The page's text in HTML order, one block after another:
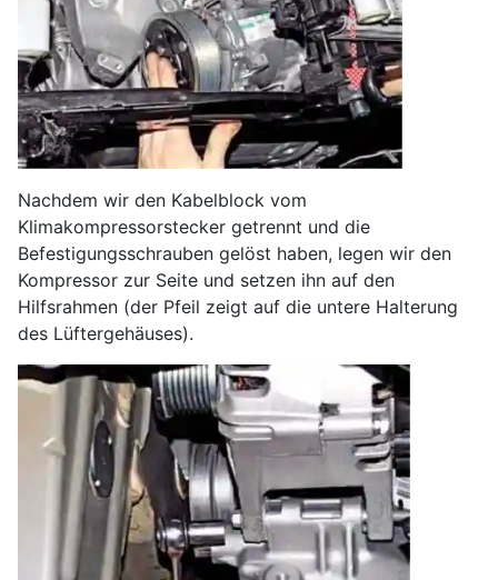
Nachdem wir den Kabelblock vom
Klimakompressorstecker getrennt und die
Befestigungsschrauben gelöst haben, legen wir den
Kompressor zur Seite und setzen ihn auf den
Hilfsrahmen (der Pfeil zeigt auf die untere Halterung
des Lüftergehäuses).